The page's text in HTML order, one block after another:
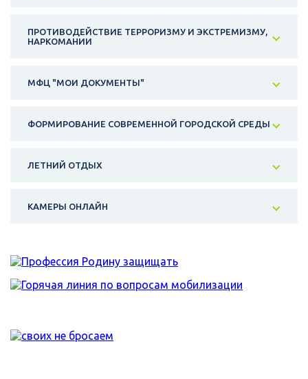
ПРОТИВОДЕЙСТВИЕ ТЕРРОРИЗМУ И ЭКСТРЕМИЗМУ,
НАРКОМАНИИ
МФЦ "МОИ ДОКУМЕНТЫ"
ФОРМИРОВАНИЕ СОВРЕМЕННОЙ ГОРОДСКОЙ СРЕДЫ
ЛЕТНИЙ ОТДЫХ
КАМЕРЫ ОНЛАЙН